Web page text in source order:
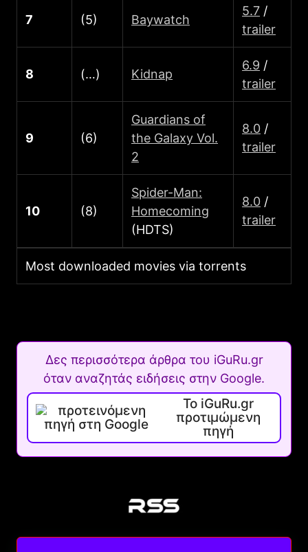
Most downloaded movies via torrents
7 (5) Baywatch
5.7 /
trailer
8 (…) Kidnap
6.9 /
trailer
9 (6)
Guardians of
the Galaxy Vol.
2
8.0 /
trailer
10 (8)
Spider-Man:
Homecoming
(HDTS)
8.0 /
trailer
Δες περισσότερα άρθρα του iGuRu.gr
όταν αναζητάς ειδήσεις στην Google.
Το iGuRu.gr
προτιμώμενη
πηγή